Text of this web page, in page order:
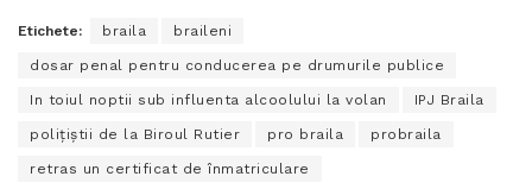
Etichete: braila braileni
dosar penal pentru conducerea pe drumurile publice
In toiul noptii sub influenta alcoolului la volan IPJ Braila
poliţiştii de la Biroul Rutier pro braila probraila
retras un certificat de înmatriculare